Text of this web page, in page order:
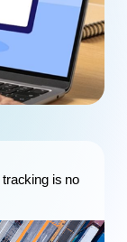
is no